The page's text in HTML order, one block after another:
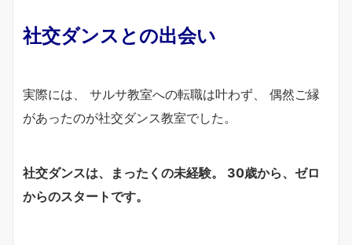
社交ダンスとの出会い
実際には、 サルサ教室への転職は叶わず、 偶然ご縁
があったのが社交ダンス教室でした。
社交ダンスは、まったくの未経験。 30歳から、ゼロ
からのスタートです。